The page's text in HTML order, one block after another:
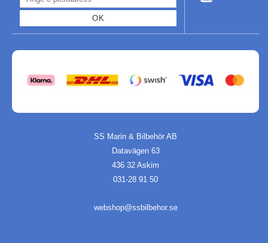
OK
SS Marin & Bilbehör AB
Datavägen 63
436 32 Askim
031-28 91 50
webshop@ssbilbehor.se